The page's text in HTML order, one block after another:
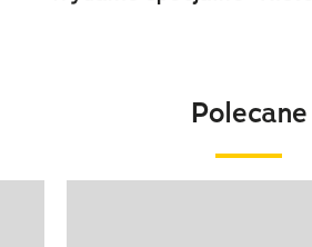
Polecane